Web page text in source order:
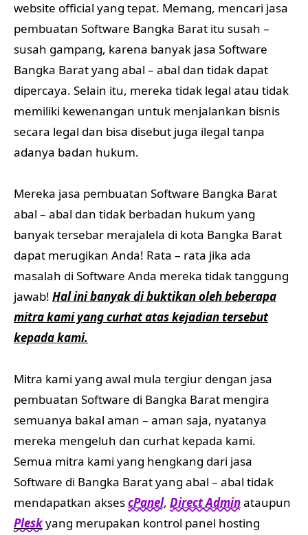
website official yang tepat. Memang, mencari jasa
pembuatan Software Bangka Barat itu susah –
susah gampang, karena banyak jasa Software
Bangka Barat yang abal – abal dan tidak dapat
dipercaya. Selain itu, mereka tidak legal atau tidak
memiliki kewenangan untuk menjalankan bisnis
secara legal dan bisa disebut juga ilegal tanpa
adanya badan hukum.
Mereka jasa pembuatan Software Bangka Barat
abal – abal dan tidak berbadan hukum yang
banyak tersebar merajalela di kota Bangka Barat
dapat merugikan Anda! Rata – rata jika ada
masalah di Software Anda mereka tidak tanggung
jawab! Hal ini banyak di buktikan oleh beberapa
mitra kami yang curhat atas kejadian tersebut
kepada kami.
Mitra kami yang awal mula tergiur dengan jasa
pembuatan Software di Bangka Barat mengira
semuanya bakal aman – aman saja, nyatanya
mereka mengeluh dan curhat kepada kami.
Semua mitra kami yang hengkang dari jasa
Software di Bangka Barat yang abal – abal tidak
mendapatkan aksescPanel, Direct Adminataupun
Pleskyang merupakan kontrol panel hosting